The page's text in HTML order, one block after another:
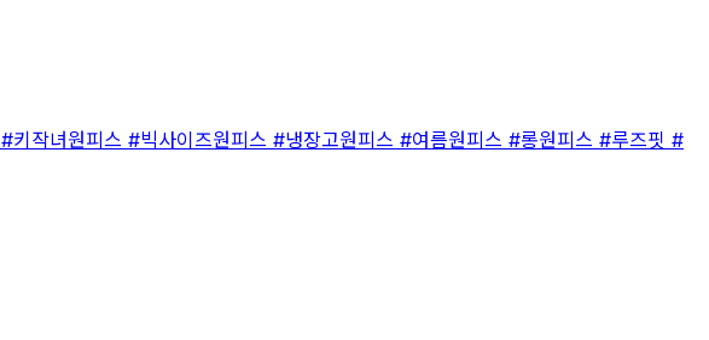
#키작녀원피스 #빅사이즈원피스 #냉장고원피스 #여름원피스 #롱원피스 #루즈핏 #